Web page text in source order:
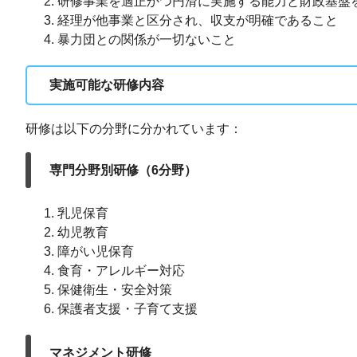
経理が他事業と区分され、収支が明確であること
暴力団との関係が一切ないこと
実施可能な研修内容
研修は以下の分野に分かれています：
専門分野別研修（6分野）
乳児保育
幼児教育
障がい児保育
食育・アレルギー対応
保健衛生・安全対策
保護者支援・子育て支援
マネジメント研修